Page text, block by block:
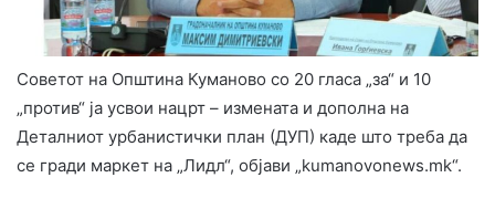
Советот на Општина Куманово со 20 гласа „за“ и 10
„против“ ja усвои нацрт – измената и дополна на
Деталниот урбанистички план (ДУП) каде што треба да
се гради маркет на „Лидл“, објави „kumanovonews.mk“.